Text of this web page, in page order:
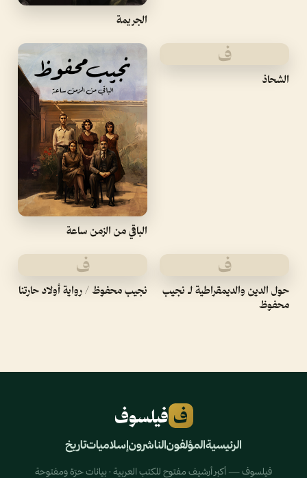
الجريمة
ف
الشحاذ
الباقي من الزمن ساعة
ف
حول الدين والديمقراطية لـ نجيب
محفوظ
ف
نجيب محفوظ / رواية أولاد حارتنا
ف فيلسوف
الرئيسيةالمؤلفونالناشرونإسلامياتتاريخ
فيلسوف — أكبر أرشيف مفتوح للكتب العربية · بيانات حرّة ومفتوحة